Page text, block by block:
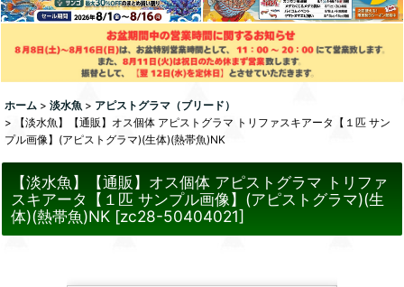
ホーム > 淡水魚 > アピストグラマ（ブリード）
>
【淡水魚】【通販】オス個体 アピストグラマ トリファスキアータ【１匹 サン
プル画像】(アピストグラマ)(生体)(熱帯魚)NK
【淡水魚】【通販】オス個体 アピストグラマ トリファ
スキアータ【１匹 サンプル画像】(アピストグラマ)(生
体)(熱帯魚)NK [zc28-50404021]